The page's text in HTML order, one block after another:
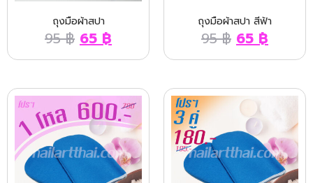
ถุงมือผ้าสปา
95฿ 65 ฿
ถุงมือผ้าสปา สีฟ้า
95฿ 65 ฿